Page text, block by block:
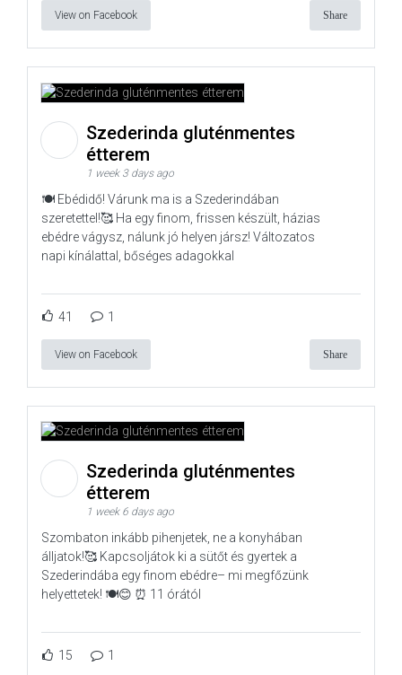
View on Facebook Share
Szederinda gluténmentes
étterem
1 week 3 days ago
🍽️ Ebédidő! Várunk ma is a Szederindában
szeretettel!🥰 Ha egy finom, frissen készült, házias
ebédre vágysz, nálunk jó helyen jársz! Változatos
napi kínálattal, bőséges adagokkal
41 1
View on Facebook Share
Szederinda gluténmentes
étterem
1 week 6 days ago
Szombaton inkább pihenjetek, ne a konyhában
álljatok!🥰 Kapcsoljátok ki a sütőt és gyertek a
Szederindába egy finom ebédre– mi megfőzünk
helyettetek! 🍽️😊 ⏰ 11 órától
15 1